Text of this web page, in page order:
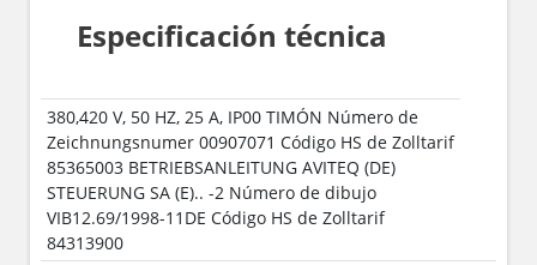
Especificación técnica
380,420 V, 50 HZ, 25 A, IP00 TIMÓN Número de
Zeichnungsnumer 00907071 Código HS de Zolltarif
85365003 BETRIEBSANLEITUNG AVITEQ (DE)
STEUERUNG SA (E).. -2 Número de dibujo
VIB12.69/1998-11DE Código HS de Zolltarif
84313900